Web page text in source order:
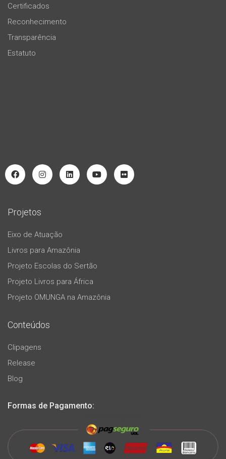
Certificados
Reconhecimento
Transparência
Estatuto
Projetos
Eixo de Atuação
Livros para Amazônia
Projeto Escolas do Sertão
Projeto Livros para África
Projeto OMUNGA na Amazônia
Conteúdos
Clipagens
Release
Blog
Formas de Pagamento: